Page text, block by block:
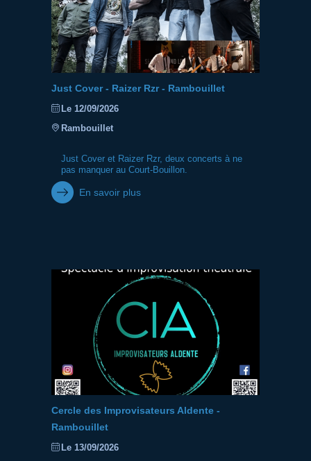
Just Cover - Raizer Rzr - Rambouillet
Le 12/09/2026
Rambouillet
Just Cover et Raizer Rzr, deux concerts à ne
pas manquer au Court-Bouillon.
En savoir plus
Cercle des Improvisateurs Aldente -
Rambouillet
Le 13/09/2026